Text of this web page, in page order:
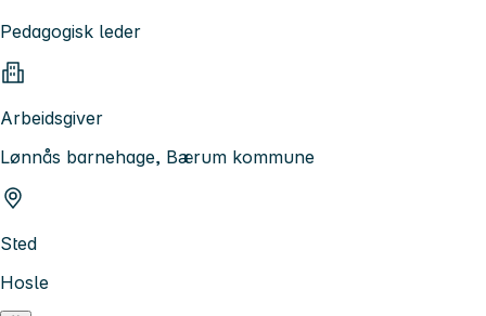
Pedagogisk leder
Arbeidsgiver
Lønnås barnehage, Bærum kommune
Sted
Hosle